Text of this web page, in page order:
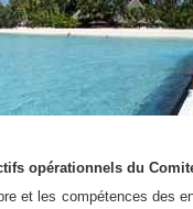
opérationnels du
et les compétences des